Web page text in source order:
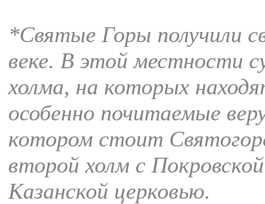
*Святые Горы получили
веке. В этой местности
холма, на которых
особенно почитаемые
котором стоит
второй холм с
Казанской церковью.